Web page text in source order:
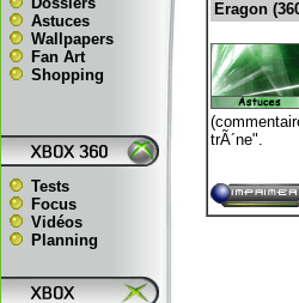
Astuces
Wallpapers
Fan Art
Shopping
Tests
Focus
Vidéos
Planning
Eragon
trÃ´ne".